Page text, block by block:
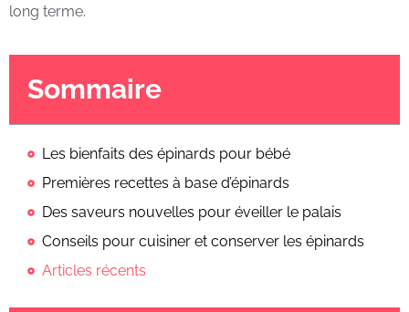
long terme.
Sommaire
Les bienfaits des épinards pour bébé
Premières recettes à base d’épinards
Des saveurs nouvelles pour éveiller le palais
Conseils pour cuisiner et conserver les épinards
Articles récents